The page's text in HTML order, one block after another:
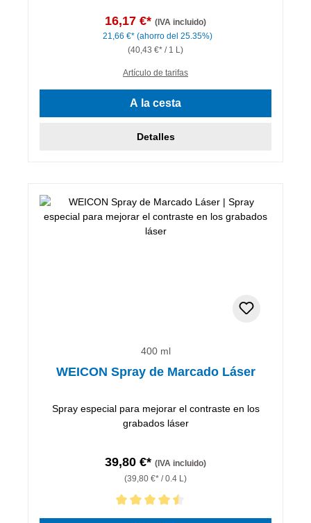
16,17 €* (IVA incluido)
21,66 €* (ahorro del 25.35%)
(40,43 €* / 1 L)
Artículo de tarifas
A la cesta
Detalles
400 ml
WEICON Spray de Marcado Láser
Spray especial para mejorar el contraste en los
grabados láser
39,80 €* (IVA incluido)
(39,80 €* / 0.4 L)
Calificación promedio de 4.5 de 5 estrellas